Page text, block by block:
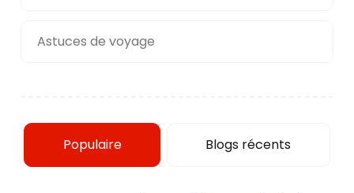
Astuces de voyage
Populaire Blogs récents